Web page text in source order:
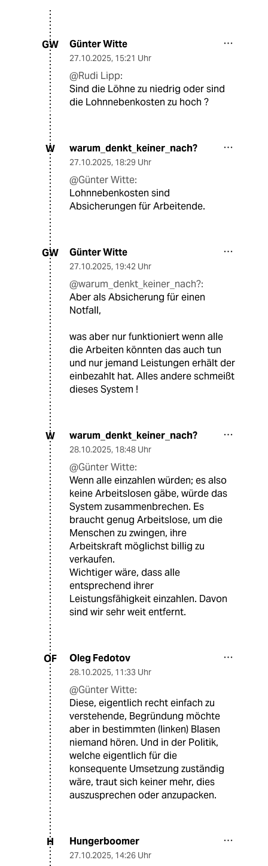
GW Günter Witte
27.10.2025, 15:21 Uhr
@Rudi Lipp:
Sind die Löhne zu niedrig oder sind
die Lohnnebenkosten zu hoch ?
W warum_denkt_keiner_nach?
27.10.2025, 18:29 Uhr
@Günter Witte:
Lohnnebenkosten sind
Absicherungen für Arbeitende.
GW Günter Witte
27.10.2025, 19:42 Uhr
@warum_denkt_keiner_nach?:
Aber als Absicherung für einen
Notfall,
was aber nur funktioniert wenn alle
die Arbeiten könnten das auch tun
und nur jemand Leistungen erhält der
einbezahlt hat. Alles andere schmeißt
dieses System !
W warum_denkt_keiner_nach?
28.10.2025, 18:48 Uhr
@Günter Witte:
Wenn alle einzahlen würden; es also
keine Arbeitslosen gäbe, würde das
System zusammenbrechen. Es
braucht genug Arbeitslose, um die
Menschen zu zwingen, ihre
Arbeitskraft möglichst billig zu
verkaufen.
Wichtiger wäre, dass alle
entsprechend ihrer
Leistungsfähigkeit einzahlen. Davon
sind wir sehr weit entfernt.
OF Oleg Fedotov
28.10.2025, 11:33 Uhr
@Günter Witte:
Diese, eigentlich recht einfach zu
verstehende, Begründung möchte
aber in bestimmten (linken) Blasen
niemand hören. Und in der Politik,
welche eigentlich für die
konsequente Umsetzung zuständig
wäre, traut sich keiner mehr, dies
auszusprechen oder anzupacken.
H Hungerboomer
27.10.2025, 14:26 Uhr